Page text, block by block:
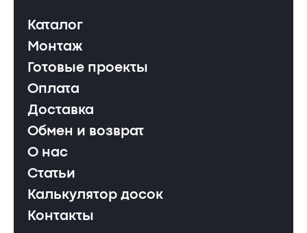
Каталог
Монтаж
Готовые проекты
Оплата
Доставка
Обмен и возврат
О нас
Статьи
Калькулятор досок
Контакты